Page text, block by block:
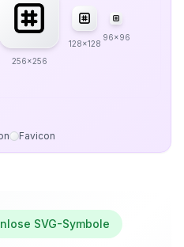
256x256
128x128
96x96
Favicon
SVG-Symbole